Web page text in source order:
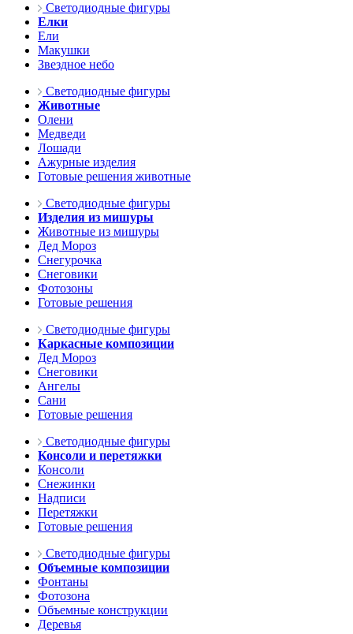
Светодиодные фигуры
Елки
Ели
Макушки
Звездное небо
Светодиодные фигуры
Животные
Олени
Медведи
Лошади
Ажурные изделия
Готовые решения животные
Светодиодные фигуры
Изделия из мишуры
Животные из мишуры
Дед Мороз
Снегурочка
Снеговики
Фотозоны
Готовые решения
Светодиодные фигуры
Каркасные композиции
Дед Мороз
Снеговики
Ангелы
Сани
Готовые решения
Светодиодные фигуры
Консоли и перетяжки
Консоли
Снежинки
Надписи
Перетяжки
Готовые решения
Светодиодные фигуры
Объемные композиции
Фонтаны
Фотозона
Объемные конструкции
Деревья